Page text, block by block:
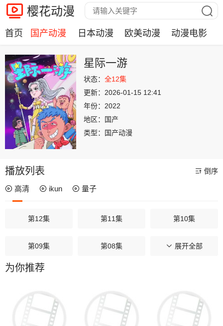
樱花动漫
首页 国产动漫 日本动漫 欧美动漫 动漫电影
星际一游
状态： 全12集
更新： 2026-01-15 12:41
年份： 2022
地区：
国产
类型：
国产动漫
播放列表 倒序
高清 ikun 量子
第12集 第11集 第10集
第09集 第08集 第07集
第06集
展开全部
为你推荐